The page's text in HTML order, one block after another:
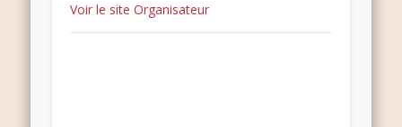
Voir le site Organisateur